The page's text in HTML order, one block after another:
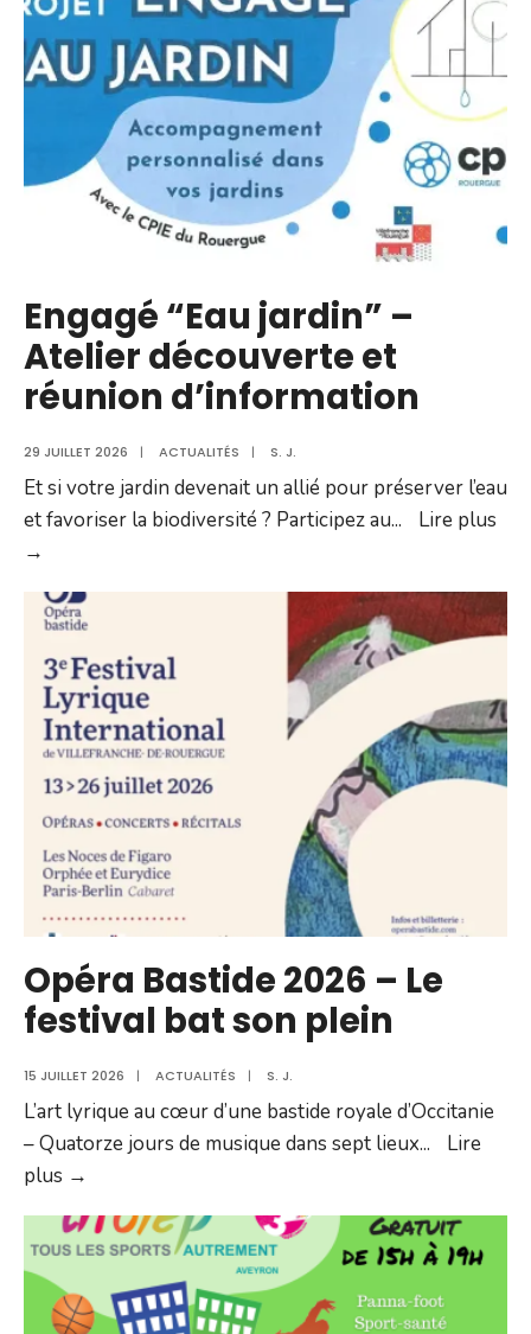
ouvert
tout
l’été
du
mardi
au
samedi
Engagé “Eau jardin” –
Atelier découverte et
réunion d’information
29 JUILLET 2026 | ACTUALITÉS | S. J.
Et si votre jardin devenait un allié pour préserver l’eau
et favoriser la biodiversité ? Participez au...
Lire plus
→
jardin”
Atelier
découverte
et
réunion
d’information
Opéra Bastide 2026 – Le
festival bat son plein
15 JUILLET 2026 | ACTUALITÉS | S. J.
L’art lyrique au cœur d’une bastide royale d’Occitanie
– Quatorze jours de musique dans sept lieux...
Lire
plus →
2026
Le